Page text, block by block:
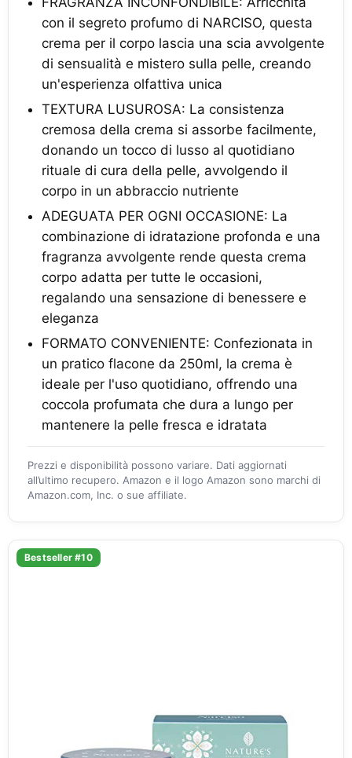
con il segreto profumo di NARCISO, questa
crema per il corpo lascia una scia avvolgente
di sensualità e mistero sulla pelle, creando
un'esperienza olfattiva unica
TEXTURA LUSUROSA: La consistenza
cremosa della crema si assorbe facilmente,
donando un tocco di lusso al quotidiano
rituale di cura della pelle, avvolgendo il
corpo in un abbraccio nutriente
ADEGUATA PER OGNI OCCASIONE: La
combinazione di idratazione profonda e una
fragranza avvolgente rende questa crema
corpo adatta per tutte le occasioni,
regalando una sensazione di benessere e
eleganza
FORMATO CONVENIENTE: Confezionata in
un pratico flacone da 250ml, la crema è
ideale per l'uso quotidiano, offrendo una
coccola profumata che dura a lungo per
mantenere la pelle fresca e idratata
Prezzi e disponibilità possono variare. Dati aggiornati
all’ultimo recupero. Amazon e il logo Amazon sono marchi di
Amazon.com, Inc. o sue affiliate.
Bestseller #10